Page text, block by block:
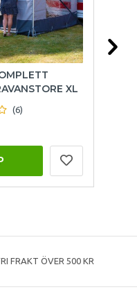
XL
(6)
FRAKT ÖVER 500 KR